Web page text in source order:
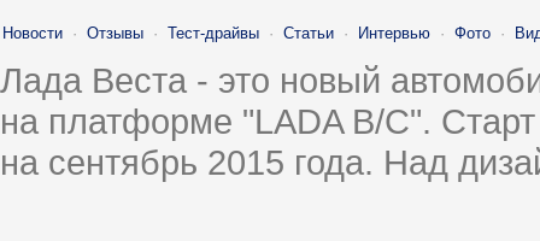
Новости · Отзывы · Тест-драйвы · Статьи · Интервью · Фото ·
Лада Веста - это новый
на платформе "LADA B/C".
на сентябрь 2015 года. Над